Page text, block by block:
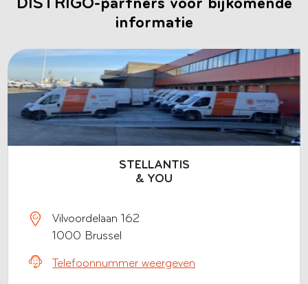
DISTRIGO-partners voor bijkomende
informatie
STELLANTIS
& YOU
Vilvoordelaan 162
1000 Brussel
Telefoonnummer weergeven